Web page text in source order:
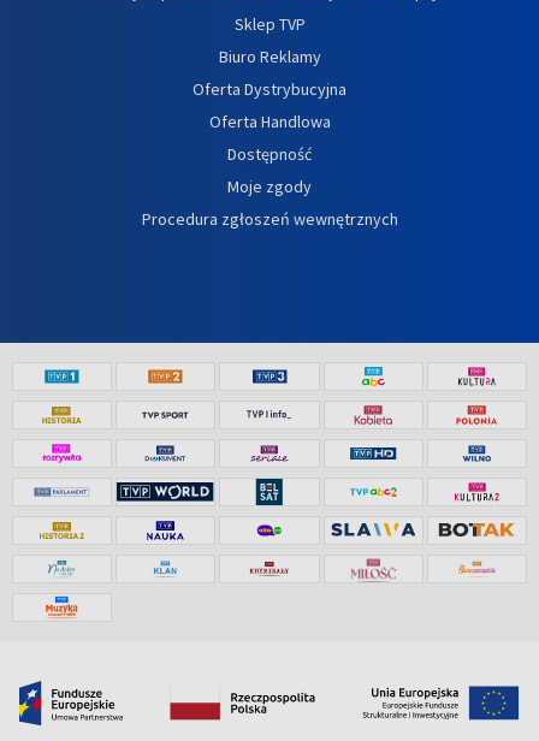
Sklep TVP
Biuro Reklamy
Oferta Dystrybucyjna
Oferta Handlowa
Dostępność
Moje zgody
Procedura zgłoszeń wewnętrznych